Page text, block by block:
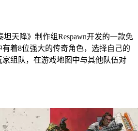
坦天降》制作组Respawn开发的一款免
着8位强大的传奇角色，选择自己的
组队，在游戏地图中与其他队伍对